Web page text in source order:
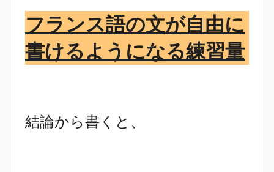
フランス語の文が自由に
書けるようになる練習量
結論から書くと、